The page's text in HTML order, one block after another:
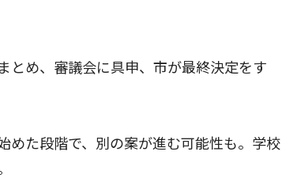
め、審議会に具申、市が最終決定をす
た段階で、別の案が進む可能性も。学校